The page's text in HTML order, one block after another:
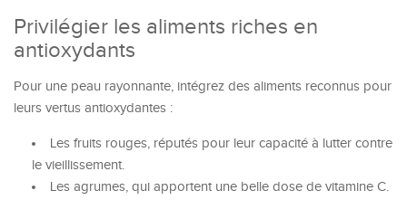
Privilégier les aliments riches en
antioxydants
Pour une peau rayonnante, intégrez des aliments reconnus pour
leurs vertus antioxydantes :
Les fruits rouges, réputés pour leur capacité à lutter contre
le vieillissement.
Les agrumes, qui apportent une belle dose de vitamine C.